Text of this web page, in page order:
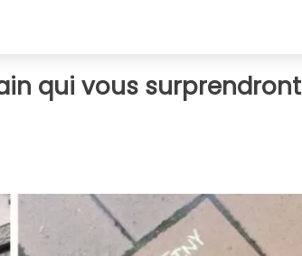
qui vous surprendront